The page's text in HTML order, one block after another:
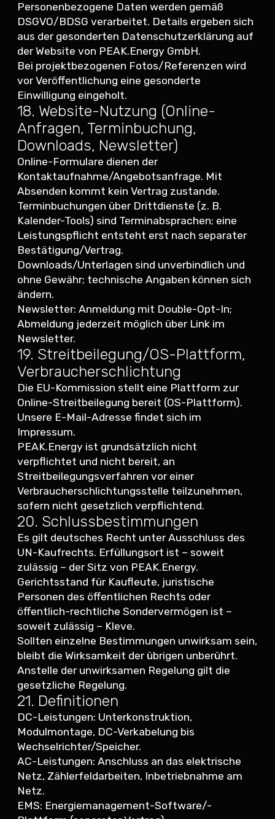
Personenbezogene Daten werden gemäß
DSGVO/BDSG verarbeitet. Details ergeben sich
aus der gesonderten Datenschutzerklärung auf
der Website von PEAK.Energy GmbH.
Bei projektbezogenen Fotos/Referenzen wird
vor Veröffentlichung eine gesonderte
Einwilligung eingeholt.
18. Website-Nutzung (Online-
Anfragen, Terminbuchung,
Downloads, Newsletter)
Online-Formulare dienen der
Kontaktaufnahme/Angebotsanfrage. Mit
Absenden kommt kein Vertrag zustande.
Terminbuchungen über Drittdienste (z. B.
Kalender-Tools) sind Terminabsprachen; eine
Leistungspflicht entsteht erst nach separater
Bestätigung/Vertrag.
Downloads/Unterlagen sind unverbindlich und
ohne Gewähr; technische Angaben können sich
ändern.
Newsletter: Anmeldung mit Double-Opt-In;
Abmeldung jederzeit möglich über Link im
Newsletter.
19. Streitbeilegung/OS-Plattform,
Verbraucherschlichtung
Die EU-Kommission stellt eine Plattform zur
Online-Streitbeilegung bereit (OS-Plattform).
Unsere E-Mail-Adresse findet sich im
Impressum.
PEAK.Energy ist grundsätzlich nicht
verpflichtet und nicht bereit, an
Streitbeilegungsverfahren vor einer
Verbraucherschlichtungsstelle teilzunehmen,
sofern nicht gesetzlich verpflichtend.
20. Schlussbestimmungen
Es gilt deutsches Recht unter Ausschluss des
UN-Kaufrechts. Erfüllungsort ist – soweit
zulässig – der Sitz von PEAK.Energy.
Gerichtsstand für Kaufleute, juristische
Personen des öffentlichen Rechts oder
öffentlich-rechtliche Sondervermögen ist –
soweit zulässig – Kleve.
Sollten einzelne Bestimmungen unwirksam sein,
bleibt die Wirksamkeit der übrigen unberührt.
Anstelle der unwirksamen Regelung gilt die
gesetzliche Regelung.
21. Definitionen
DC-Leistungen: Unterkonstruktion,
Modulmontage, DC-Verkabelung bis
Wechselrichter/Speicher.
AC-Leistungen: Anschluss an das elektrische
Netz, Zählerfeldarbeiten, Inbetriebnahme am
Netz.
EMS: Energiemanagement-Software/-